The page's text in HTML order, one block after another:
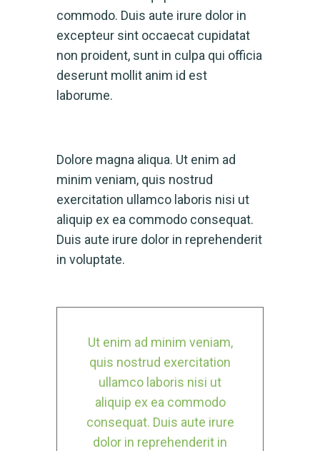
commodo. Duis aute irure dolor in
excepteur sint occaecat cupidatat
non proident, sunt in culpa qui officia
deserunt mollit anim id est
laborume.
Dolore magna aliqua. Ut enim ad
minim veniam, quis nostrud
exercitation ullamco laboris nisi ut
aliquip ex ea commodo consequat.
Duis aute irure dolor in reprehenderit
in voluptate.
Ut enim ad minim veniam,
quis nostrud exercitation
ullamco laboris nisi ut
aliquip ex ea commodo
consequat. Duis aute irure
dolor in reprehenderit in